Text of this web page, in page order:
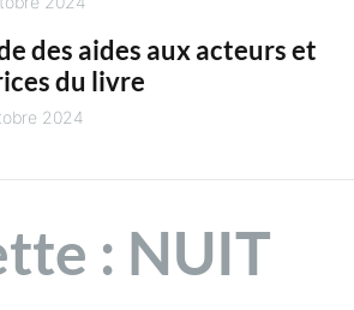
des aides aux acteurs et
du livre
2024
: NUIT